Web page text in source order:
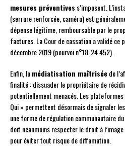
mesures préventives s’imposent.
(serrure renforcée, caméra) est
dépense légitime, remboursable par le
factures. La Cour de cassation a validé ce
décembre 2019 (pourvoi n°18-24.452).
Enfin, lamédiatisation maîtriséede
finalité : dissuader le propriétaire de
potentiellement menacés. Les
Qui » permettent désormais de signaler
une forme de régulation communautaire
doit néanmoins respecter le droit à
pour éviter tout risque de diffamation.